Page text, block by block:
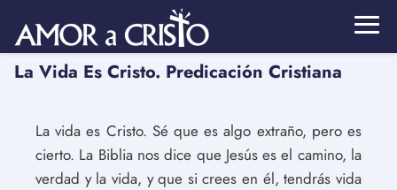
La Vida Es Cristo. Predicación Cristiana
La vida es Cristo. Sé que es algo extraño, pero es
cierto. La Biblia nos dice que Jesús es el camino, la
verdad y la vida, y que si crees en él, tendrás vida